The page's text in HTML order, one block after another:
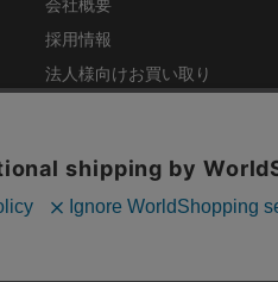
会社概要
採用情報
法人様向けお買い取り